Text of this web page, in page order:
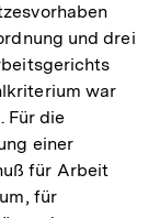
und drei
war
Für die
einer
für Arbeit
für